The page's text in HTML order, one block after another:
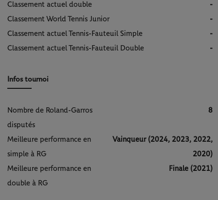
Classement actuel double
-
Classement World Tennis Junior
-
Classement actuel Tennis-Fauteuil Simple
-
Classement actuel Tennis-Fauteuil Double
-
Infos tournoi
Nombre de Roland-Garros
disputés
8
Meilleure performance en
simple à RG
Vainqueur (2024, 2023, 2022,
2020)
Meilleure performance en
double à RG
Finale (2021)